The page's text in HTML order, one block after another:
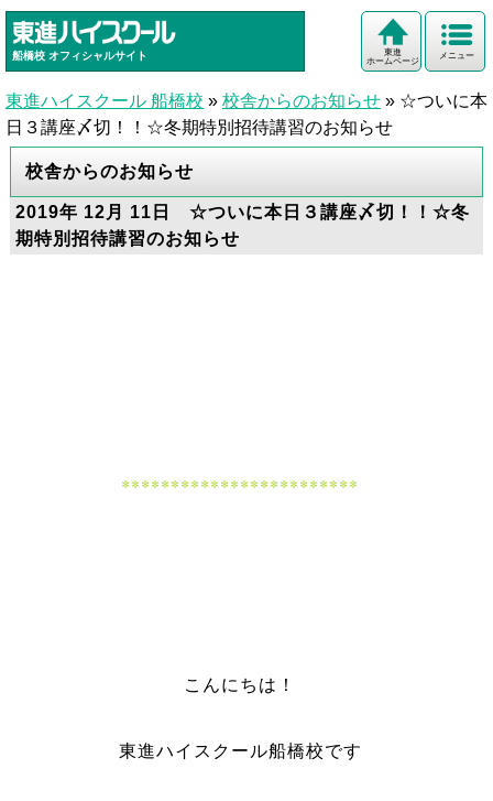
船橋校 オフィシャルサイト メニュー
東進
ホームページ
東進ハイスクール 船橋校 » 校舎からのお知らせ » ☆ついに本
日３講座〆切！！☆冬期特別招待講習のお知らせ
校舎からのお知らせ
2019年 12月 11日 ☆ついに本日３講座〆切！！☆冬
期特別招待講習のお知らせ
************************
こんにちは！
東進ハイスクール船橋校です